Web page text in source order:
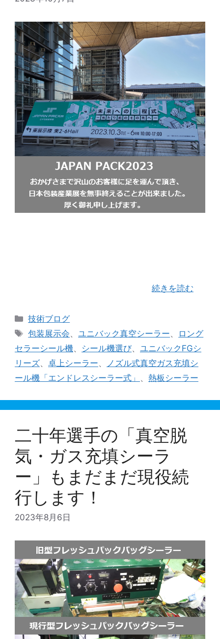
続きを読む
カ
テ
リ
ー
技術ブログ
タ
グ
包装展示会、ユニバック真空シーラー、
ロング
セラーシール機、 シール機選び、 ユニバックFGシ
リーズ、 卓上シーラー、
ノズル式真空ガス充填シ
ール機「エンドレスシーラー式」 、 熱板シーラー
二十年選手の「真空脱
気・ガス充填シーラ
ー」もまだまだ現役続
行します！
2023年8月6日